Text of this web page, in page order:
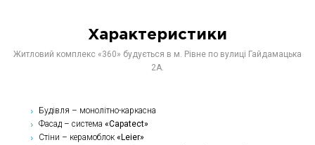
Характеристики
Житловий комплекс «360» будується в м. Рівне по вулиці Гайдамацька
2А.
Будівля – монолітно-каркасна
Фасад – система «Capatect»
Стіни – керамоблок «Leier»